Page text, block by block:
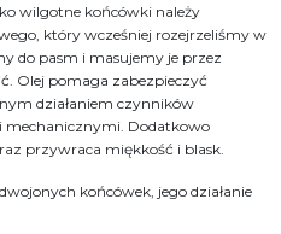
wilgotne końcówki należy
który wcześniej rozejrzeliśmy w
do pasm i masujemy je przez
Olej pomaga zabezpieczyć
działaniem czynników
mechanicznymi. Dodatkowo
przywraca miękkość i blask.
końcówek, jego działanie